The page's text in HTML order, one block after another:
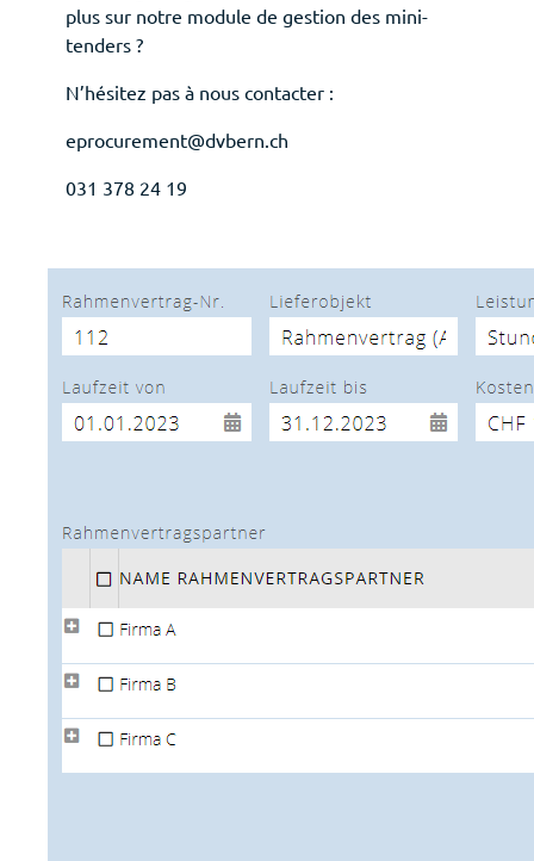
plus sur notre module de gestion des mini-
tenders ?
N’hésitez pas à nous contacter :
eprocurement@dvbern.ch
031 378 24 19